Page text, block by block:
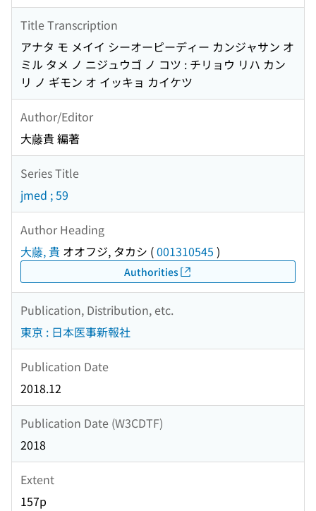
Title Transcription
アナタ モ メイイ シーオーピーディー カンジャサン オ
ミル タメ ノ ニジュウゴ ノ コツ : チリョウ リハ カン
リ ノ ギモン オ イッキョ カイケツ
Author/Editor
大藤貴 編著
Series Title
jmed ; 59
Author Heading
大藤, 貴 オオフジ, タカシ (001310545 )
Authorities
Publication, Distribution, etc.
東京 : 日本医事新報社
Publication Date
2018.12
Publication Date (W3CDTF)
2018
Extent
157p